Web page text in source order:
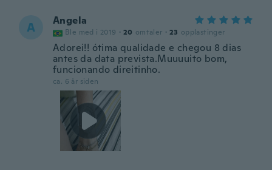
A Angela
Ble med i 2019 · 20 omtaler · 23 opplastinger
Adorei!! ótima qualidade e chegou 8 dias
antes da data prevista.Muuuuito bom,
funcionando direitinho.
ca. 6 år siden